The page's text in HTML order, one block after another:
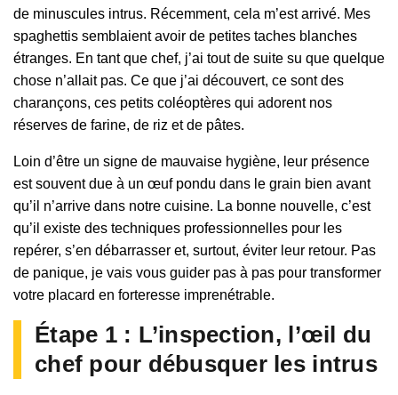
de minuscules intrus. Récemment, cela m’est arrivé. Mes
spaghettis semblaient avoir de petites taches blanches
étranges. En tant que chef, j’ai tout de suite su que quelque
chose n’allait pas. Ce que j’ai découvert, ce sont des
charançons, ces petits coléoptères qui adorent nos
réserves de farine, de riz et de pâtes.
Loin d’être un signe de mauvaise hygiène, leur présence
est souvent due à un œuf pondu dans le grain bien avant
qu’il n’arrive dans notre cuisine. La bonne nouvelle, c’est
qu’il existe des techniques professionnelles pour les
repérer, s’en débarrasser et, surtout, éviter leur retour. Pas
de panique, je vais vous guider pas à pas pour transformer
votre placard en forteresse imprenétrable.
Étape 1 : L’inspection, l’œil du
chef pour débusquer les intrus